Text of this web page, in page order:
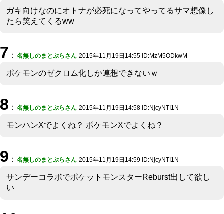
ガキ向けなのにオトナが必死になってやってるサマ想像し
たら笑えてくるww
7 ： 名無しのまとぷらさん 2015年11月19日14:55 ID:MzM5ODkwM
ポケモンのゼクロム化しか連想できないｗ
8 ： 名無しのまとぷらさん 2015年11月19日14:58 ID:NjcyNTI1N
モンハンXでよくね？ ポケモンXでよくね？
9 ： 名無しのまとぷらさん 2015年11月19日14:59 ID:NjcyNTI1N
サンデーコラボでポケットモンスターReburst出して欲し
い